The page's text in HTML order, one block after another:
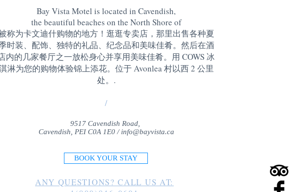
Bay Vista Motel is located in Cavendish,
the beautiful beaches on the North Shore of
称为卡文迪什购物的地方！逛逛专卖店，那里出售各种夏
时装、配饰、独特的礼品、纪念品和美味佳肴。然后在酒
内的几家餐厅之一放松身心并享用美味佳肴。用 COWS 冰
淋为您的购物体验锦上添花。位于 Avonlea 村以西 2 公里
处。 .
/
9517 Cavendish Road,
Cavendish, PEI C0A 1E0 / info@bayvista.ca
BOOK YOUR STAY
ANY QUESTIONS? CALL US AT: